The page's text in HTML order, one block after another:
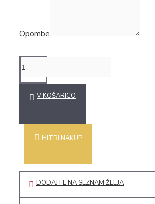
Opombe
V KOŠARICO
HITRI NAKUP
DODAJTE NA SEZNAM ŽELJA